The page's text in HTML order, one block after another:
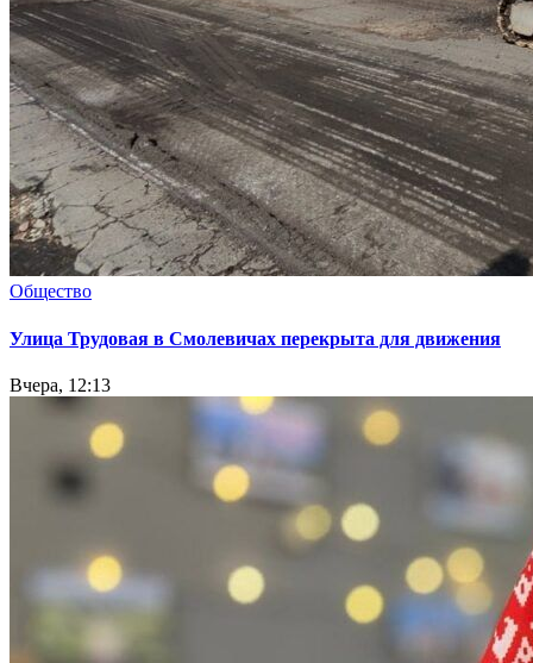
Общество
Улица Трудовая в Смолевичах перекрыта для движения
Вчера, 12:13